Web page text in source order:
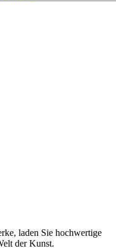
laden Sie hochwertige
der Kunst.